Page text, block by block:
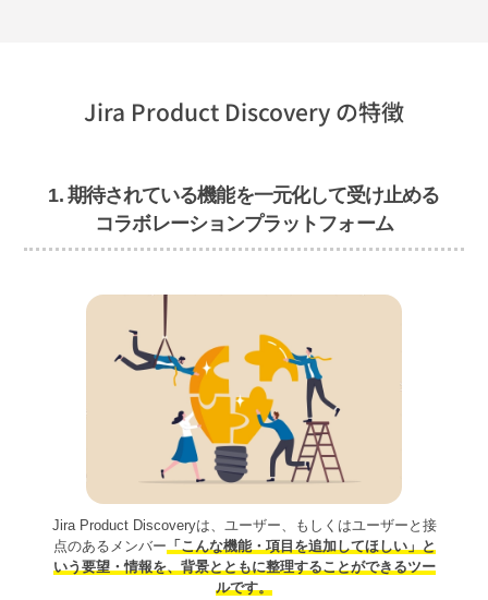
Jira Product Discovery の特徴
1. 期待されている機能を一元化して受け止める
コラボレーションプラットフォーム
Jira Product Discoveryは、ユーザー、もしくはユーザーと接
点のあるメンバー 「こんな機能・項目を追加してほしい」と
いう要望・情報を、背景とともに整理することができるツー
ルです。